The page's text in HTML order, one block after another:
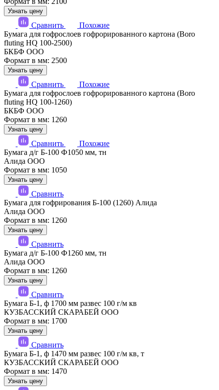
Узнать цену
Сравнить
Похожие
Бумага для гофрослоев гофрорированного картона (Boro
fluting HQ 100-2500)
БКБФ ООО
Формат в мм: 2500
Узнать цену
Сравнить
Похожие
Бумага для гофрослоев гофрорированного картона (Boro
fluting HQ 100-1260)
БКБФ ООО
Формат в мм: 1260
Узнать цену
Сравнить
Похожие
Бумага д/г Б-100 Ф1050 мм, тн
Алида ООО
Формат в мм: 1050
Узнать цену
Сравнить
Бумага для гофрирования Б-100 (1260) Алида
Алида ООО
Формат в мм: 1260
Узнать цену
Сравнить
Бумага д/г Б-100 Ф1260 мм, тн
Алида ООО
Формат в мм: 1260
Узнать цену
Сравнить
Бумага Б-1, ф 1700 мм развес 100 г/м кв
КУЗБАССКИЙ СКАРАБЕЙ ООО
Формат в мм: 1700
Узнать цену
Сравнить
Бумага Б-1, ф 1470 мм развес 100 г/м кв, т
КУЗБАССКИЙ СКАРАБЕЙ ООО
Формат в мм: 1470
Узнать цену